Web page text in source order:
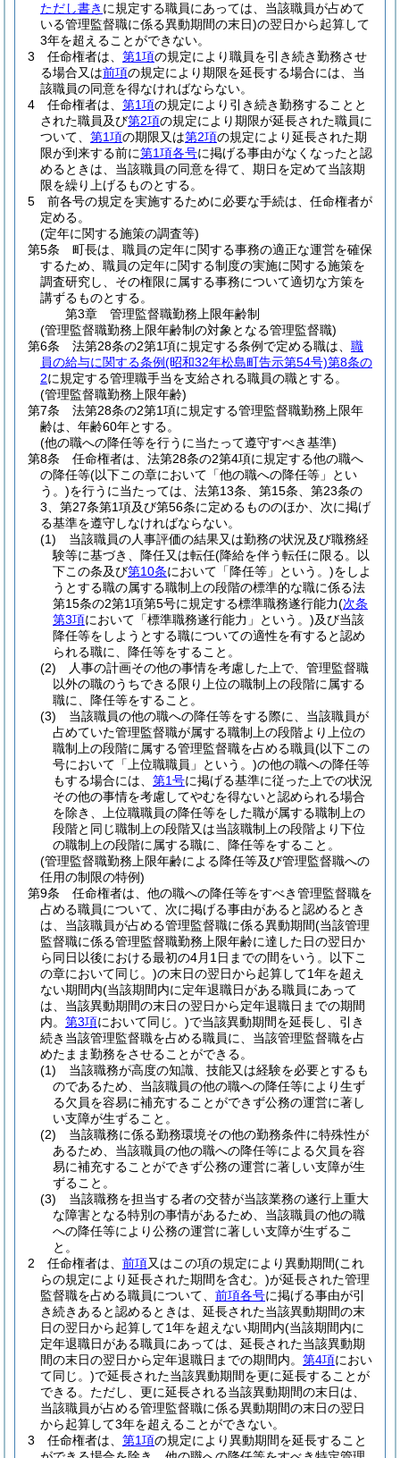
ただし書き に規定する職員にあっては、当該職員が占めて
いる管理監督職に係る異動期間の末日)の翌日から起算して
3年を超えることができない。
3
任命権者は、 第1項の規定により職員を引き続き勤務させ
る場合又は前項の規定により期限を延長する場合には、当
該職員の同意を得なければならない。
4
任命権者は、 第1項の規定により引き続き勤務することと
された職員及び第2項の規定により期限が延長された職員に
ついて、 第1項の期限又は第2項の規定により延長された期
限が到来する前に第1項各号に掲げる事由がなくなったと認
めるときは、当該職員の同意を得て、期日を定めて当該期
限を繰り上げるものとする。
5
前各号の規定を実施するために必要な手続は、任命権者が
定める。
(定年に関する施策の調査等)
第5条
町長は、職員の定年に関する事務の適正な運営を確保
するため、職員の定年に関する制度の実施に関する施策を
調査研究し、その権限に属する事務について適切な方策を
講ずるものとする。
第3章
管理監督職勤務上限年齢制
(管理監督職勤務上限年齢制の対象となる管理監督職)
第6条
法第28条の2第1項に規定する条例で定める職は、 職
員の給与に関する条例(昭和32年松島町告示第54号)第8条の
2に規定する管理職手当を支給される職員の職とする。
(管理監督職勤務上限年齢)
第7条
法第28条の2第1項に規定する管理監督職勤務上限年
齢は、年齢60年とする。
(他の職への降任等を行うに当たって遵守すべき基準)
第8条
任命権者は、法第28条の2第4項に規定する他の職へ
の降任等(以下この章において「他の職への降任等」とい
う。)を行うに当たっては、法第13条、第15条、第23条の
3、第27条第1項及び第56条に定めるもののほか、次に掲げ
る基準を遵守しなければならない。
(1)
当該職員の人事評価の結果又は勤務の状況及び職務経
験等に基づき、降任又は転任(降給を伴う転任に限る。以
下この条及び第10条において「降任等」という。)をしよ
うとする職の属する職制上の段階の標準的な職に係る法
第15条の2第1項第5号に規定する標準職務遂行能力(次条
第3項において「標準職務遂行能力」という。)及び当該
降任等をしようとする職についての適性を有すると認め
られる職に、降任等をすること。
(2)
人事の計画その他の事情を考慮した上で、管理監督職
以外の職のうちできる限り上位の職制上の段階に属する
職に、降任等をすること。
(3)
当該職員の他の職への降任等をする際に、当該職員が
占めていた管理監督職が属する職制上の段階より上位の
職制上の段階に属する管理監督職を占める職員(以下この
号において「上位職職員」という。)の他の職への降任等
もする場合には、 第1号に掲げる基準に従った上での状況
その他の事情を考慮してやむを得ないと認められる場合
を除き、上位職職員の降任等をした職が属する職制上の
段階と同じ職制上の段階又は当該職制上の段階より下位
の職制上の段階に属する職に、降任等をすること。
(管理監督職勤務上限年齢による降任等及び管理監督職への
任用の制限の特例)
第9条
任命権者は、他の職への降任等をすべき管理監督職を
占める職員について、次に掲げる事由があると認めるとき
は、当該職員が占める管理監督職に係る異動期間(当該管理
監督職に係る管理監督職勤務上限年齢に達した日の翌日か
ら同日以後における最初の4月1日までの間をいう。以下こ
の章において同じ。)の末日の翌日から起算して1年を超え
ない期間内(当該期間内に定年退職日がある職員にあって
は、当該異動期間の末日の翌日から定年退職日までの期間
内。 第3項において同じ。)で当該異動期間を延長し、引き
続き当該管理監督職を占める職員に、当該管理監督職を占
めたまま勤務をさせることができる。
(1)
当該職務が高度の知識、技能又は経験を必要とするも
のであるため、当該職員の他の職への降任等により生ず
る欠員を容易に補充することができず公務の運営に著し
い支障が生ずること。
(2)
当該職務に係る勤務環境その他の勤務条件に特殊性が
あるため、当該職員の他の職への降任等による欠員を容
易に補充することができず公務の運営に著しい支障が生
ずること。
(3)
当該職務を担当する者の交替が当該業務の遂行上重大
な障害となる特別の事情があるため、当該職員の他の職
への降任等により公務の運営に著しい支障が生ずるこ
と。
2
任命権者は、 前項又はこの項の規定により異動期間(これ
らの規定により延長された期間を含む。)が延長された管理
監督職を占める職員について、 前項各号に掲げる事由が引
き続きあると認めるときは、延長された当該異動期間の末
日の翌日から起算して1年を超えない期間内(当該期間内に
定年退職日がある職員にあっては、延長された当該異動期
間の末日の翌日から定年退職日までの期間内。 第4項におい
て同じ。)で延長された当該異動期間を更に延長することが
できる。 ただし、更に延長される当該異動期間の末日は、
当該職員が占める管理監督職に係る異動期間の末日の翌日
から起算して3年を超えることができない。
3
任命権者は、 第1項の規定により異動期間を延長すること